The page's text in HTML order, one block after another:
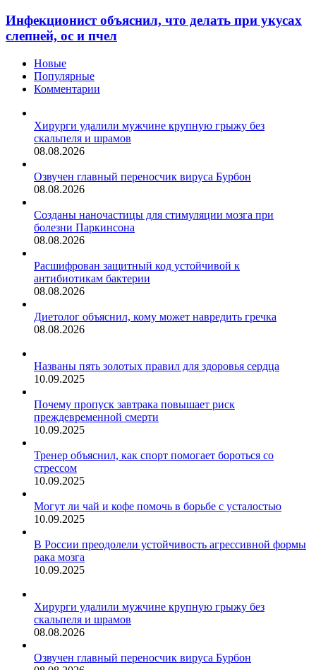
Инфекционист объяснил, что делать при укусах
слепней, ос и пчел
Новые
Популярные
Комментарии
Хирурги удалили мужчине крупную грыжу без
скальпеля и шрамов
08.08.2026
Озвучен главный переносчик вируса Бурбон
08.08.2026
Созданы наночастицы для стимуляции мозга при
болезни Паркинсона
08.08.2026
Расшифрован защитный код устойчивой к
антибиотикам бактерии
08.08.2026
Диетолог объяснил, кому может навредить гречка
08.08.2026
Названы пять золотых правил для здоровья сердца
10.09.2025
Почему пропуск завтрака повышает риск
преждевременной смерти
10.09.2025
Тренер объяснил, как спорт помогает бороться со
стрессом
10.09.2025
Могут ли чай и кофе помочь в борьбе с усталостью
10.09.2025
В России преодолели устойчивость агрессивной формы
рака мозга
10.09.2025
Хирурги удалили мужчине крупную грыжу без
скальпеля и шрамов
08.08.2026
Озвучен главный переносчик вируса Бурбон